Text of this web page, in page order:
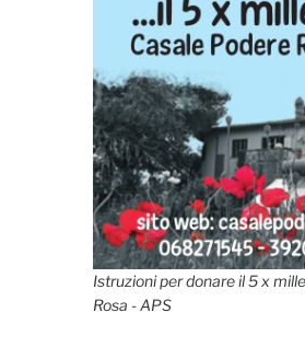
Istruzioni per donare il 5 x
Rosa - APS